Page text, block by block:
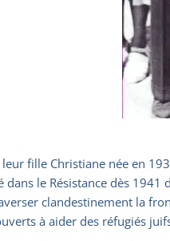
fille Christiane née en
dans le Résistance dès
clandestinement la
à aider des réfugiés